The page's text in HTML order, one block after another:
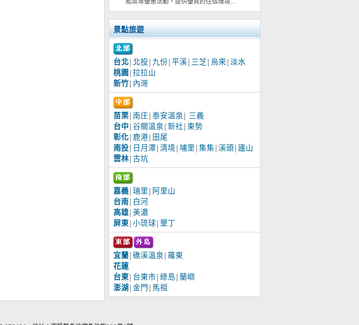
船票等優惠活動，提供優質的住宿環境…
景點旅遊
台北│ 北投 九份 平溪 三芝 烏來 淡水
桃園
拉拉山
新竹 內灣
苗栗│ 南庄 泰安溫泉
三義
台中 谷關溫泉 新社
東勢
彰化│ 鹿港│
田尾
南投│ 日月潭 清境 埔里 集集 溪頭
廬山
雲林│ 古坑
嘉義│ 瑞里
阿里山
台南
白河
高雄│ 美濃
屏東 小琉球 墾丁
宜蘭 礁溪溫泉
羅東
花蓮
台東 台東市 綠島
蘭嶼
澎湖
金門 馬祖